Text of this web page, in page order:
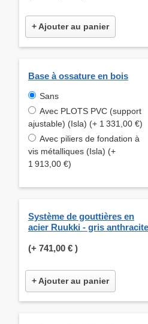
+ Ajouter au panier
Base à ossature en bois
Sans
Avec PLOTS PVC (support
ajustable) (Isla) (+ 1 331,00 €)
Avec piliers de fondation à
vis métalliques (Isla) (+
1 913,00 €)
Système de gouttières en
acier Ruukki - gris anthracite
(+ 741,00 € )
+ Ajouter au panier